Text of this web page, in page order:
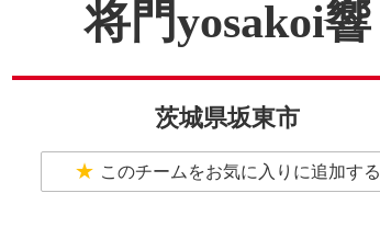
将門yosakoi響
茨城県坂東市
このチームをお気に入りに追加する